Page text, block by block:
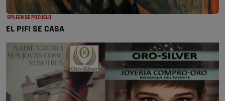
SPLEEN DE POZUELO
EL PIFI SE CASA